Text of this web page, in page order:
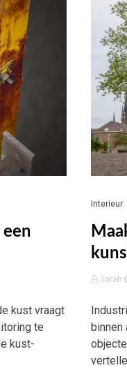
kust vraagt
te
kust-
Interieur
Sarah